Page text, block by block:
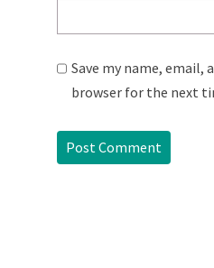
Save my name, email,
browser for the next